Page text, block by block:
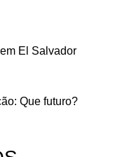
El Salvador
Que futuro?